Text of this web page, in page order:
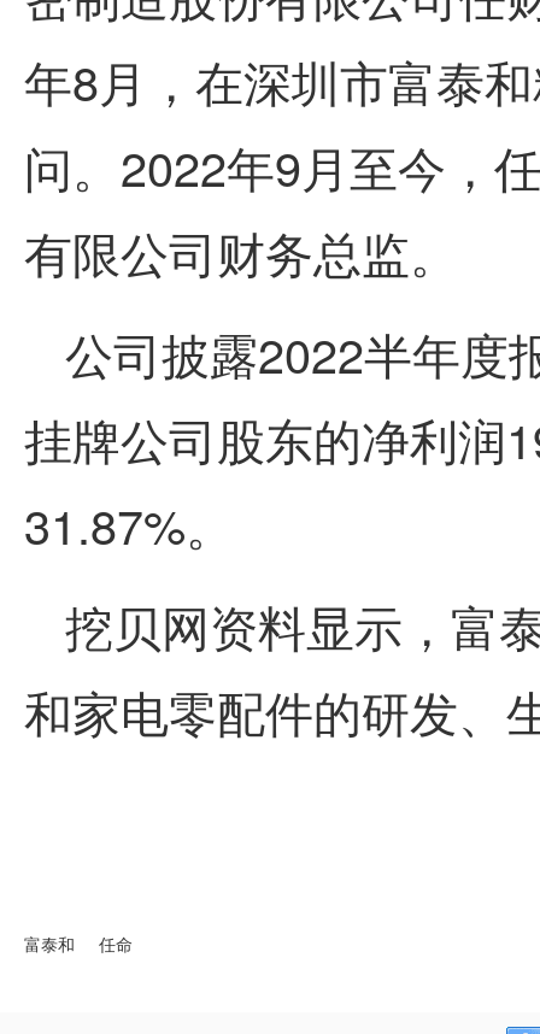
年8月，在深圳市富泰
问。2022年9月至今，
有限公司财务总监。
公司披露2022半年度
挂牌公司股东的净利润
31.87%。
挖贝网资料显示，富
和家电零配件的研发、
富泰和 任命